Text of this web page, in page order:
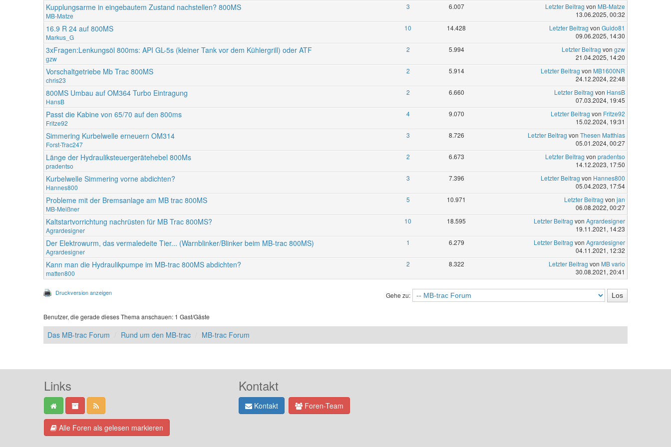
Kupplungsarme in eingebautem Zustand nachstellen? 800MS
MB-Matze
3 6.007 Letzter Beitrag von MB-Matze
13.06.2025, 00:32
16.9 R 24 auf 800MS
Markus_G
10 14.428 Letzter Beitrag von Guido81
09.06.2025, 14:30
3xFragen:Lenkungsöl 800ms: API GL-5s (kleiner Tank vor dem Kühlergrill) oder ATF
gzw
2 5.994 Letzter Beitrag von gzw
21.04.2025, 14:20
Vorschaltgetriebe Mb Trac 800MS
chris23
2 5.914 Letzter Beitrag von MB1600NR
24.12.2024, 22:48
800MS Umbau auf OM364 Turbo Eintragung
HansB
2 6.660 Letzter Beitrag von HansB
07.03.2024, 19:45
Passt die Kabine von 65/70 auf den 800ms
Fritze92
4 9.070 Letzter Beitrag von Fritze92
15.02.2024, 19:31
Simmering Kurbelwelle erneuern OM314
Forst-Trac247
3 8.726 Letzter Beitrag von Thesen Matthias
05.01.2024, 00:27
Länge der Hydrauliksteuergerätehebel 800Ms
pradentso
2 6.673 Letzter Beitrag von pradentso
14.12.2023, 17:50
Kurbelwelle Simmering vorne abdichten?
Hannes800
3 7.396 Letzter Beitrag von Hannes800
05.04.2023, 17:54
Probleme mit der Bremsanlage am MB trac 800MS
MB-Meißner
5 10.971 Letzter Beitrag von jan
06.08.2022, 00:27
Kaltstartvorrichtung nachrüsten für MB Trac 800MS?
Agrardesigner
10 18.595 Letzter Beitrag von Agrardesigner
19.11.2021, 14:23
Der Elektrowurm, das vermaledeite Tier... (Warnblinker/Blinker beim MB-trac 800MS)
Agrardesigner
1 6.279 Letzter Beitrag von Agrardesigner
04.11.2021, 12:32
Kann man die Hydraulikpumpe im MB-trac 800MS abdichten?
matten800
2 8.322 Letzter Beitrag von MB vario
30.08.2021, 20:41
Druckversion anzeigen Gehe zu:
Benutzer, die gerade dieses Thema anschauen: 1 Gast/Gäste
Das MB-trac Forum Rund um den MB-trac MB-trac Forum
Links
Alle Foren als gelesen markieren
Kontakt
Kontakt Foren-Team